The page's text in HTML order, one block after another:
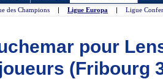
des Champions | Ligue Europa | Ligue
pour
(Fribourg